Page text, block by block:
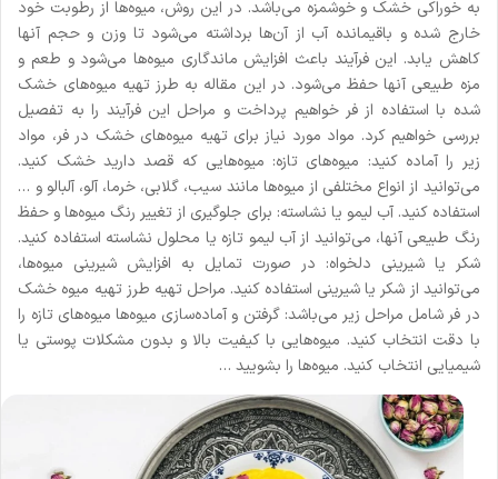
به خوراکی خشک و خوشمزه می‌باشد. در این روش، میوه‌ها از رطوبت خود
خارج شده و باقیمانده آب از آن‌ها برداشته می‌شود تا وزن و حجم آنها
کاهش یابد. این فرآیند باعث افزایش ماندگاری میوه‌ها می‌شود و طعم و
مزه طبیعی آنها حفظ می‌شود. در این مقاله به طرز تهیه میوه‌های خشک
شده با استفاده از فر خواهیم پرداخت و مراحل این فرآیند را به تفصیل
بررسی خواهیم کرد. مواد مورد نیاز برای تهیه میوه‌های خشک در فر، مواد
زیر را آماده کنید: میوه‌های تازه: میوه‌هایی که قصد دارید خشک کنید.
می‌توانید از انواع مختلفی از میوه‌ها مانند سیب، گلابی، خرما، آلو، آلبالو و …
استفاده کنید. آب لیمو یا نشاسته: برای جلوگیری از تغییر رنگ میوه‌ها و حفظ
رنگ طبیعی آنها، می‌توانید از آب لیمو تازه یا محلول نشاسته استفاده کنید.
شکر یا شیرینی دلخواه: در صورت تمایل به افزایش شیرینی میوه‌ها،
می‌توانید از شکر یا شیرینی استفاده کنید. مراحل تهیه طرز تهیه میوه خشک
در فر شامل مراحل زیر می‌باشد: گرفتن و آماده‌سازی میوه‌ها میوه‌های تازه را
با دقت انتخاب کنید. میوه‌هایی با کیفیت بالا و بدون مشکلات پوستی یا
شیمیایی انتخاب کنید. میوه‌ها را بشویید …